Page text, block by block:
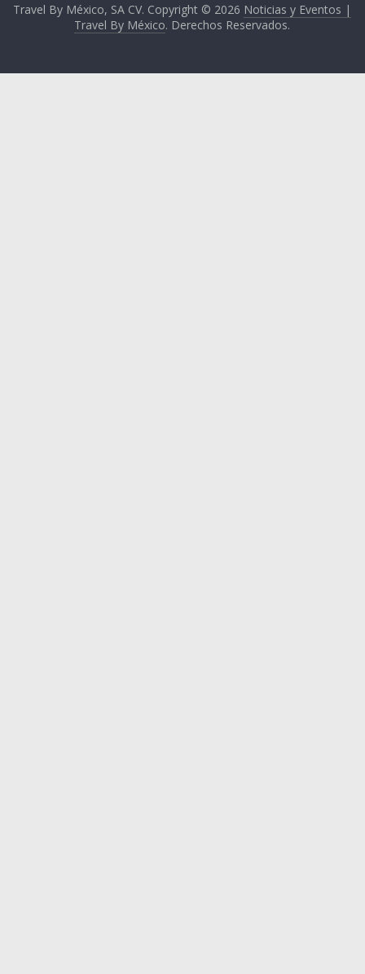
Travel By México, SA CV. Copyright © 2026 Noticias y Eventos |
Travel By México. Derechos Reservados.